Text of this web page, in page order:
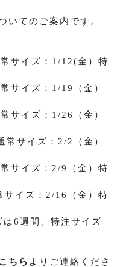
いてのご案内です。
サイズ：1/12(金）特
サイズ：1/19（金）
サイズ：1/26（金）
サイズ：2/2（金）
サイズ：2/9（金）特
イズ：2/16（金）特
6週間、特注サイズ
ちら よりご連絡くださ